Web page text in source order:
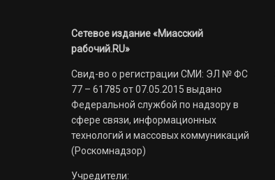
Сетевое издание «Миасский
рабочий.RU»
Свид-во о регистрации СМИ: ЭЛ № ФС
77 – 61785 от 07.05.2015 выдано
Федеральной службой по надзору в
сфере связи, информационных
технологий и массовых коммуникаций
(Роскомнадзор)
Учредители: